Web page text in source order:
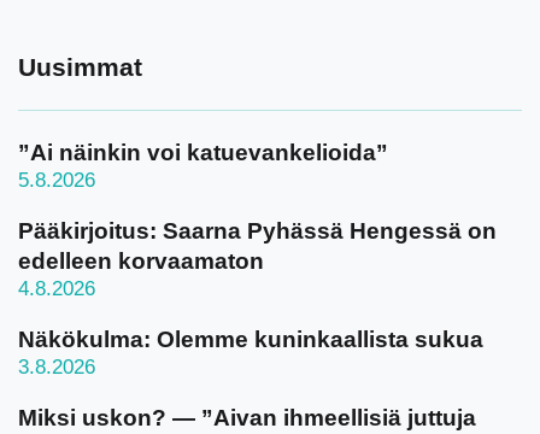
Uusimmat
”Ai näinkin voi katuevankelioida”
5.8.2026
Pääkirjoitus: Saarna Pyhässä Hengessä on
edelleen korvaamaton
4.8.2026
Näkökulma: Olemme kuninkaallista sukua
3.8.2026
Miksi uskon? — ”Aivan ihmeellisiä juttuja